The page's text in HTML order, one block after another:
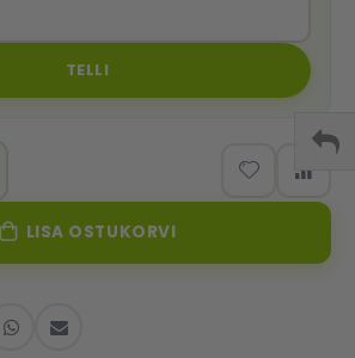
TELLI
LISA OSTUKORVI